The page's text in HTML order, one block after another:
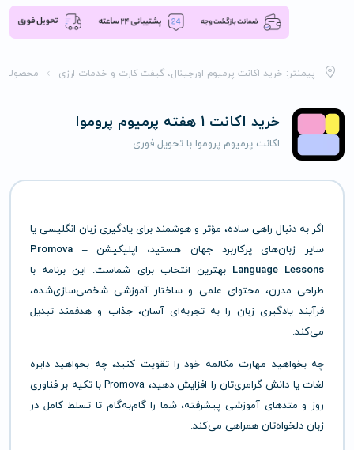
پیمنتر: خرید اکانت پرمیوم اورجینال، گیفت کارت و خدمات ارزی
خرید اکانت 1 هفته پرمیوم پروموا
اکانت پرمیوم پروموا با تحویل فوری
اگر به دنبال راهی ساده، مؤثر و هوشمند برای یادگیری زبان انگلیسی یا
سایر زبان‌های پرکاربرد جهان هستید، اپلیکیشنPromova –
Language Lessons بهترین انتخاب برای شماست. این برنامه با
طراحی مدرن، محتوای علمی و ساختار آموزشی شخصی‌سازی‌شده،
فرآیند یادگیری زبان را به تجربه‌ای آسان، جذاب و هدفمند تبدیل
می‌کند.
چه بخواهید مهارت مکالمه خود را تقویت کنید، چه بخواهید دایره
لغات یا دانش گرامری‌تان را افزایش دهید، Promova با تکیه بر فناوری
روز و متدهای آموزشی پیشرفته، شما را گام‌به‌گام تا تسلط کامل در
زبان دلخواه‌تان همراهی می‌کند.